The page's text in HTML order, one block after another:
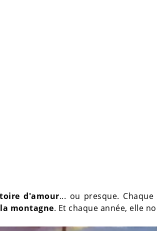
d'amour... ou presque.
montagne. Et chaque année, elle